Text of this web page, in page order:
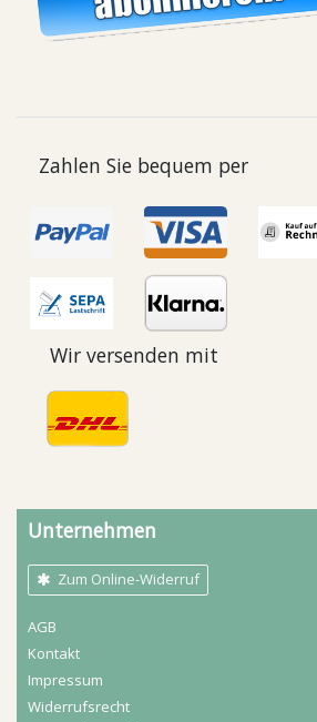
Zahlen Sie bequem per
Wir versenden mit
Unternehmen
Zum Online-Widerruf
AGB
Kontakt
Impressum
Widerrufs­recht